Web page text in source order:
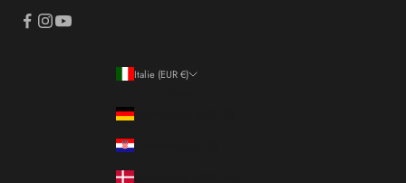
Italie (EUR €)